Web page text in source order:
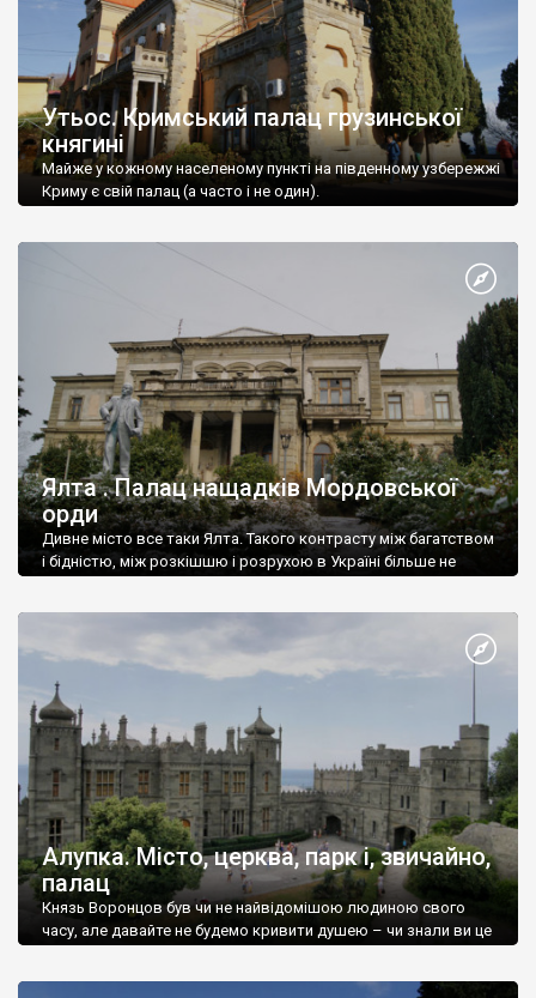
Утьос. Кримський палац грузинської
княгині
Майже у кожному населеному пункті на південному узбережжі
Криму є свій палац (а часто і не один).
Ялта . Палац нащадків Мордовської
орди
Дивне місто все таки Ялта. Такого контрасту між багатством
і бідністю, між розкішшю і розрухою в Україні більше не
Алупка. Місто, церква, парк і, звичайно,
палац
Князь Воронцов був чи не найвідомішою людиною свого
часу, але давайте не будемо кривити душею – чи знали ви це